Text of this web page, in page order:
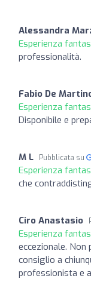
Alessandra
Esperienza
professionalità.
Fabio De
Esperienza
Disponibile e
M L Pubblicata su
Esperienza
che
Ciro Anastasio
Esperienza
eccezionale.
consiglio a
professionista e